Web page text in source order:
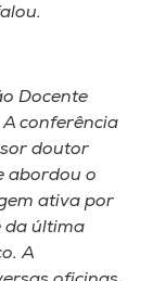
Docente
conferência
doutor
abordou o
ativa por
da última
A